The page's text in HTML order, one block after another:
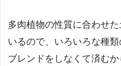
多肉植物の性質に合わせ
いるので、いろいろな種
ブレンドをしなくて済むか